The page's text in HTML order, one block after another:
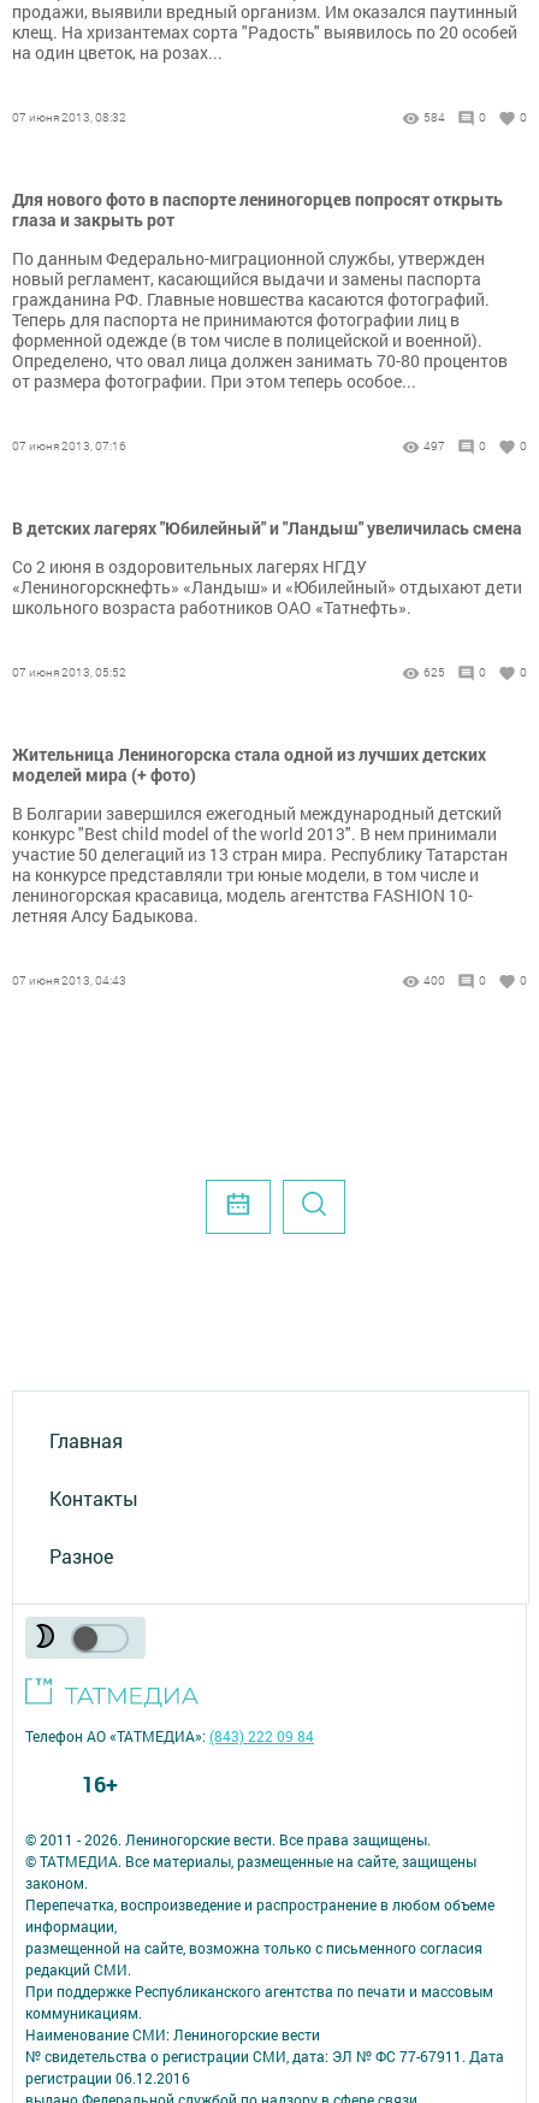
продажи, выявили вредный организм. Им оказался паутинный
клещ. На хризантемах сорта "Радость" выявилось по 20 особей
на один цветок, на розах...
07 июня 2013, 08:32 584 0 0
Для нового фото в паспорте лениногорцев попросят открыть
глаза и закрыть рот
По данным Федерально-миграционной службы, утвержден
новый регламент, касающийся выдачи и замены паспорта
гражданина РФ. Главные новшества касаются фотографий.
Теперь для паспорта не принимаются фотографии лиц в
форменной одежде (в том числе в полицейской и военной).
Определено, что овал лица должен занимать 70-80 процентов
от размера фотографии. При этом теперь особое...
07 июня 2013, 07:16 497 0 0
В детских лагерях "Юбилейный" и "Ландыш" увеличилась смена
Со 2 июня в оздоровительных лагерях НГДУ
«Лениногорскнефть» «Ландыш» и «Юбилейный» отдыхают дети
школьного возраста работников ОАО «Татнефть».
07 июня 2013, 05:52 625 0 0
Жительница Лениногорска стала одной из лучших детских
моделей мира (+ фото)
В Болгарии завершился ежегодный международный детский
конкурс "Best child model of the world 2013". В нем принимали
участие 50 делегаций из 13 стран мира. Республику Татарстан
на конкурсе представляли три юные модели, в том числе и
лениногорская красавица, модель агентства FASHION 10-
летняя Алсу Бадыкова.
07 июня 2013, 04:43 400 0 0
Главная
Контакты
Разное
© 2011 - 2026. Лениногорские вести. Все права защищены.
© ТАТМЕДИА. Все материалы, размещенные на сайте, защищены
законом.
Перепечатка, воспроизведение и распространение в любом объеме
информации,
размещенной на сайте, возможна только с письменного согласия
редакций СМИ.
При поддержке Республиканского агентства по печати и массовым
коммуникациям.
Наименование СМИ: Лениногорские вести
№ свидетельства о регистрации СМИ, дата: ЭЛ № ФС 77-67911. Дата
регистрации 06.12.2016
Телефон АО «ТАТМЕДИА»:(843) 222 09 84
16+